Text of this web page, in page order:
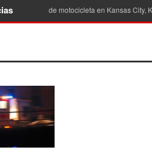
de motocicleta en Kansas City, Kansas